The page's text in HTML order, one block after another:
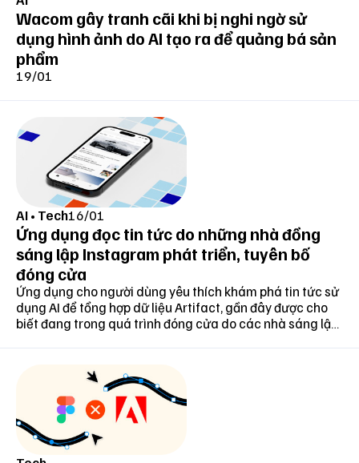
Wacom gây tranh cãi khi bị nghi ngờ sử
dụng hình ảnh do AI tạo ra để quảng bá sản
phẩm
19/01
AI• Tech16/01
Ứng dụng đọc tin tức do những nhà đồng
sáng lập Instagram phát triển, tuyên bố
đóng cửa
Ứng dụng cho người dùng yêu thích khám phá tin tức sử
dụng AI để tổng hợp dữ liệu Artifact, gần đây được cho
biết đang trong quá trình đóng cửa do các nhà sáng lập